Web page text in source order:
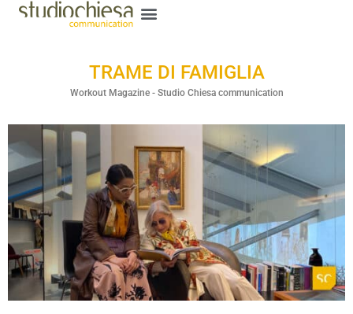
TRAME DI FAMIGLIA
Workout Magazine - Studio Chiesa communication